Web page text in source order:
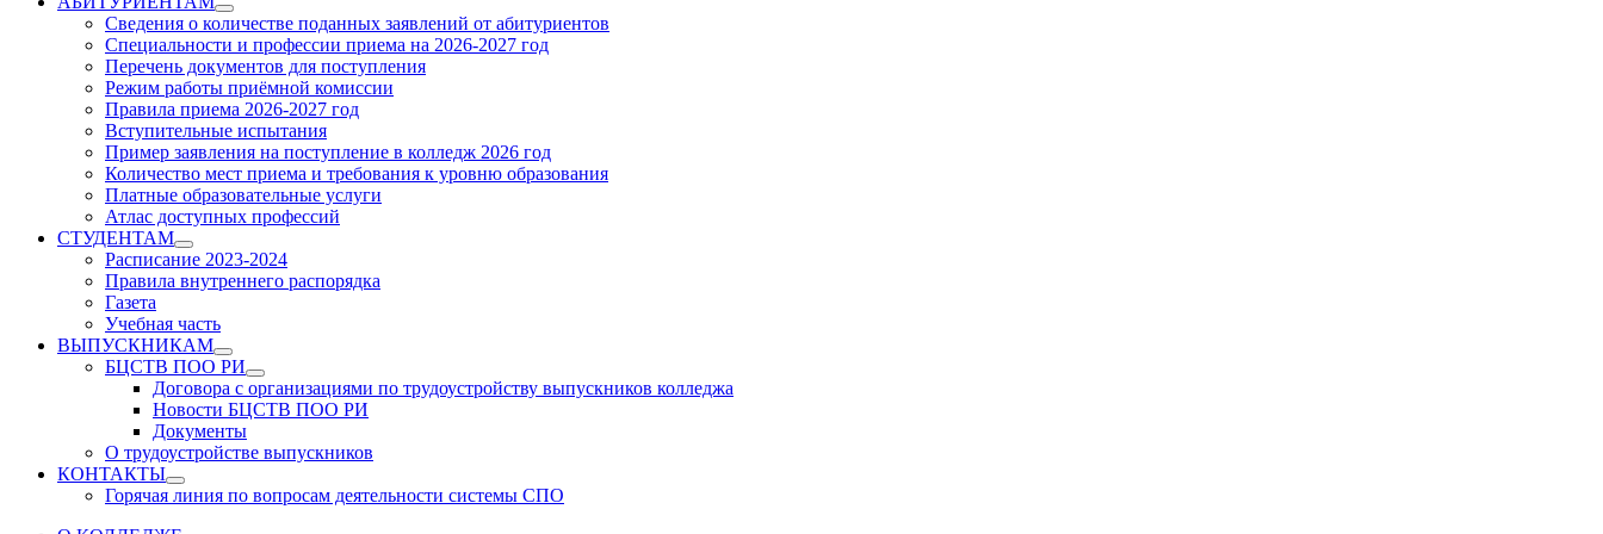
Show
sub
menu
Сведения о количестве поданных заявлений от абитуриентов
Специальности и профессии приема на 2026-2027 год
Перечень документов для поступления
Режим работы приёмной комиссии
Правила приема 2026-2027 год
Вступительные испытания
Пример заявления на поступление в колледж 2026 год
Количество мест приема и требования к уровню образования
Платные образовательные услуги
Атлас доступных профессий
СТУДЕНТАМ
Show
sub
menu
Расписание 2023-2024
Правила внутреннего распорядка
Газета
Учебная часть
ВЫПУСКНИКАМ
Show
sub
menu
БЦСТВ ПОО РИ
Show
sub
menu
Договора с организациями по трудоустройству выпускников колледжа
Новости БЦСТВ ПОО РИ
Документы
О трудоустройстве выпускников
КОНТАКТЫ
Show
sub
Горячая линия по вопросам деятельности системы СПО